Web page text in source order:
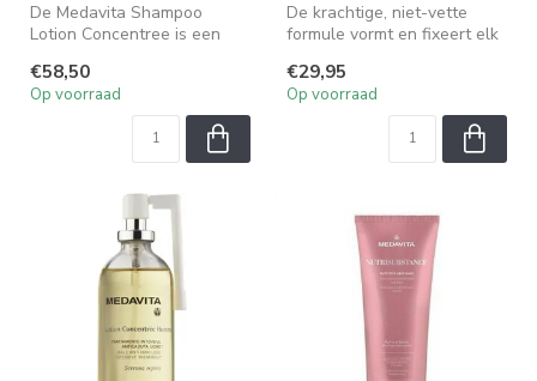
De Medavita Shampoo
Lotion Concentree is een
speciaal is...
€58,50
Op voorraad
De krachtige, niet-vette
formule vormt en fixeert elk
€29,95
Op voorraad